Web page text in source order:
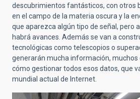
descubrimientos fantásticos, con otros
en el campo de la materia oscura y la
que aparezca algún tipo de señal, pero
habrá avances. Además se van a
tecnológicas como telescopios o
generarán mucha información, muchos
cómo gestionar todos esos datos, que
mundial actual de Internet.